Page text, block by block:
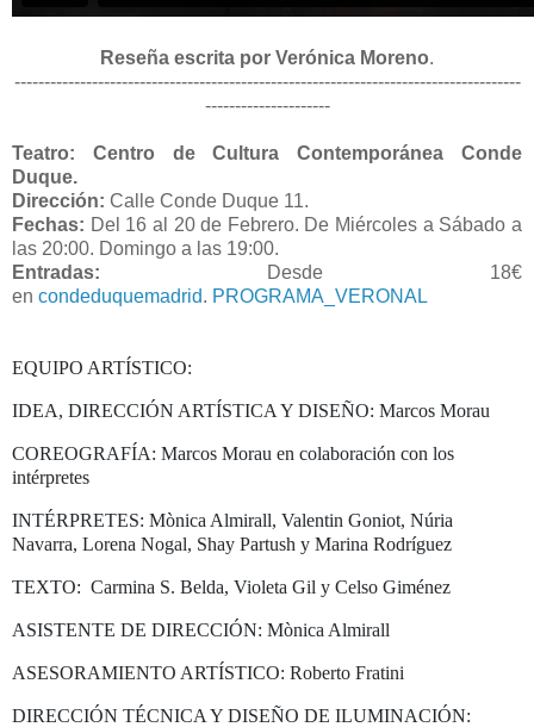
Reseña escrita por Verónica Moreno.
-------------------------------------------------------------------------------------
---------------------
Teatro: Centro de Cultura Contemporánea Conde
Duque.
Dirección: Calle Conde Duque 11.
Fechas: Del 16 al 20 de Febrero. De Miércoles a Sábado a
las 20:00. Domingo a las 19:00.
Entradas: Desde 18€
en condeduquemadrid. PROGRAMA_VERONAL
EQUIPO ARTÍSTICO:
IDEA, DIRECCIÓN ARTÍSTICA Y DISEÑO: Marcos Morau
COREOGRAFÍA: Marcos Morau en colaboración con los
intérpretes
INTÉRPRETES: Mònica Almirall, Valentin Goniot, Núria
Navarra, Lorena Nogal, Shay Partush y Marina Rodríguez
TEXTO: Carmina S. Belda, Violeta Gil y Celso Giménez
ASISTENTE DE DIRECCIÓN: Mònica Almirall
ASESORAMIENTO ARTÍSTICO: Roberto Fratini
DIRECCIÓN TÉCNICA Y DISEÑO DE ILUMINACIÓN: